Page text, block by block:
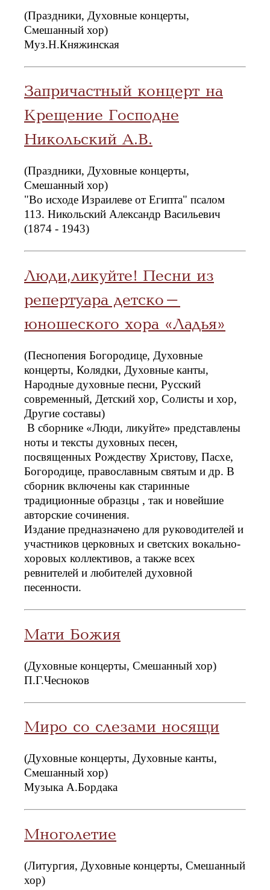
(Праздники, Духовные концерты,
Смешанный хор)
Муз.Н.Княжинская
Запричастный концерт на
Крещение Господне
Никольский А.В.
(Праздники, Духовные концерты,
Смешанный хор)
"Во исходе Израилеве от Египта" псалом
113. Никольский Александр Васильевич
(1874 - 1943)
Люди, ликуйте! Песни из
репертуара детско-
юношеского хора «Ладья»
(Песнопения Богородице, Духовные
концерты, Колядки, Духовные канты,
Народные духовные песни, Русский
современный, Детский хор, Солисты и хор,
Другие составы)
В сборнике «Люди, ликуйте» представлены
ноты и тексты духовных песен,
посвященных Рождеству Христову, Пасхе,
Богородице, православным святым и др. В
сборник включены как старинные
традиционные образцы , так и новейшие
авторские сочинения.
Издание предназначено для руководителей и
участников церковных и светских вокально-
хоровых коллективов, а также всех
ревнителей и любителей духовной
песенности.
Мати Божия
(Духовные концерты, Смешанный хор)
П.Г.Чесноков
Миро со слезами носящи
(Духовные концерты, Духовные канты,
Смешанный хор)
Музыка А.Бордака
Многолетие
(Литургия, Духовные концерты, Смешанный
хор)